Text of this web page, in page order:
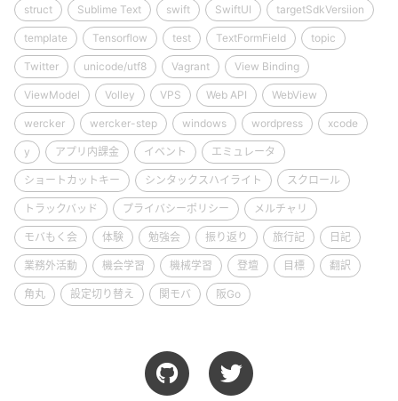
struct Sublime Text swift SwiftUI targetSdkVersiion
template Tensorflow test TextFormField topic
Twitter unicode/utf8 Vagrant View Binding
ViewModel Volley VPS Web API WebView
wercker wercker-step windows wordpress xcode
y アプリ内課金 イベント エミュレータ
ショートカットキー シンタックスハイライト スクロール
トラックバッド プライバシーポリシー メルチャリ
モバもく会 体験 勉強会 振り返り 旅行記 日記
業務外活動 機会学習 機械学習 登壇 目標 翻訳
角丸 設定切り替え 関モバ 阪Go